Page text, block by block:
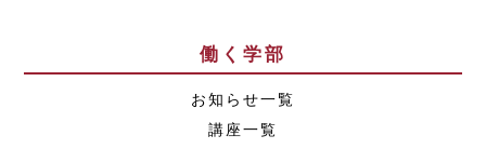
働く学部
お知らせ一覧
講座一覧